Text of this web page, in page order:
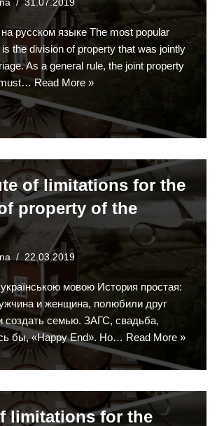
31.07.2019
русском языке The most popular
the division of property that was jointly
As a general rule, the joint property
must…Read More »
of limitations for the
property of the
22.03.2019
мовою История простая:
и женщина, полюбили друг
создать семью. ЗАГС, свадьба,
бы, «Happy End». Но… Read More »
limitations for the